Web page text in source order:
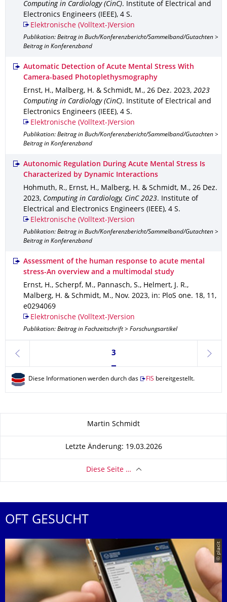
Computing in Cardiology (CinC).
Institute of Electrical and
Electronics Engineers (IEEE), 4 S.
Elektronische (Volltext-)Version
Publikation: Beitrag in Buch/Konferenzbericht/Sammelband/Gutachten >
Beitrag in Konferenzband
Automatic Detection of Acute Mental Stress With
Camera-based Photoplethysmography
Ernst, H., Malberg, H. & Schmidt, M., 26 Dez. 2023, 2023
Computing in Cardiology (CinC).
Institute of Electrical and
Electronics Engineers (IEEE), 4 S.
Elektronische (Volltext-)Version
Publikation: Beitrag in Buch/Konferenzbericht/Sammelband/Gutachten >
Beitrag in Konferenzband
Autonomic Regulation During Acute Mental Stress Is
Characterized by Dynamic Interactions
Hohmuth, R., Ernst, H., Malberg, H. & Schmidt, M., 26 Dez.
2023, Computing in Cardiology, CinC 2023.
Institute of
Electrical and Electronics Engineers (IEEE), 4 S.
Elektronische (Volltext-)Version
Publikation: Beitrag in Buch/Konferenzbericht/Sammelband/Gutachten >
Beitrag in Konferenzband
Assessment of the human response to acute mental
stress-An overview and a multimodal study
Ernst, H., Scherpf, M., Pannasch, S., Helmert, J. R.,
Malberg, H. & Schmidt, M., Nov. 2023, in: PloS one. 18, 11 ,
e0294069
Elektronische (Volltext-)Version
Publikation: Beitrag in Fachzeitschrift > Forschungsartikel
zurück
Seite 3, aktuell ausgewählt
3
weiter
Diese Informationen werden durch das FIS bereitgestellt.
Martin Schmidt
Letzte Änderung: 19.03.2026
Diese Seite …
OFT GESUCHT
© placit